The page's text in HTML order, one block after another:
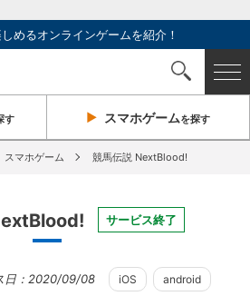
めるオンラインゲームを紹介！
す スマホゲームを探す
スマホゲーム 競馬伝説 NextBlood!
サービス終了
日：2020/09/08 iOS android